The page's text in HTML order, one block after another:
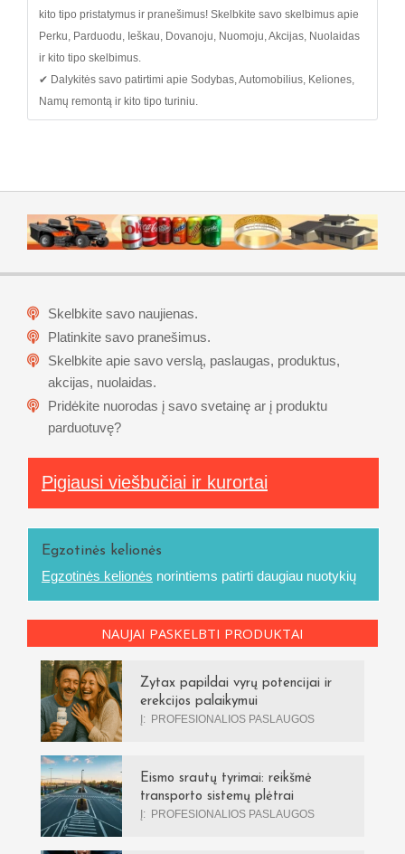
kito tipo pristatymus ir pranešimus! Skelbkite savo skelbimus apie
Perku, Parduodu, Ieškau, Dovanoju, Nuomoju, Akcijas, Nuolaidas
ir kito tipo skelbimus.
✔ Dalykitės savo patirtimi apie Sodybas, Automobilius, Keliones,
Namų remontą ir kito tipo turiniu.
Skelbkite savo naujienas.
Platinkite savo pranešimus.
Skelbkite apie savo verslą, paslaugas, produktus,
akcijas, nuolaidas.
Pridėkite nuorodas į savo svetainę ar į produktu
parduotuvę?
Pigiausi viešbučiai ir kurortai
Egzotinės kelionės
Egzotinės kelionės norintiems patirti daugiau nuotykių
NAUJAI PASKELBTI PRODUKTAI
Zytax papildai vyrų potencijai ir
erekcijos palaikymui
Į: PROFESIONALIOS PASLAUGOS
Eismo srautų tyrimai: reikšmė
transporto sistemų plėtrai
Į: PROFESIONALIOS PASLAUGOS